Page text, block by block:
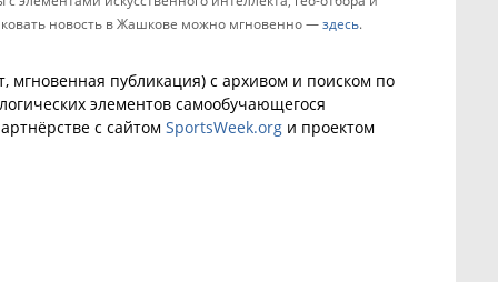
новость в Жашкове можно мгновенно —здесь.
публикация) с архивом и поиском по
элементов самообучающегося
с сайтом SportsWeek.org и проектом